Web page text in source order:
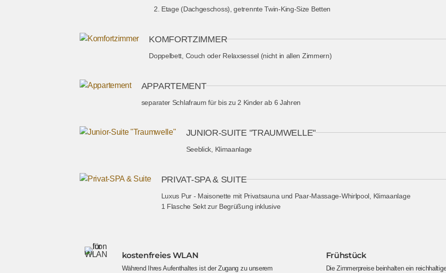
2. Etage (Dachgeschoss), getrennte Twin-King-Size Betten
KOMFORTZIMMER
Doppelbett, Couch oder Relaxsessel (nicht in allen Zimmern)
APPARTEMENT
separater Schlafraum für bis zu 2 Kinder ab 6 Jahren
JUNIOR-SUITE "TRAUMWELLE"
Seeblick, Klimaanlage
PRIVAT-SPA & SUITE
Luxus Pur - Maisonette mit Privatsauna und Paar-Massage-Whirlpool, Klimaanlage
1 Flasche Sekt zur Begrüßung inklusive
kostenfreies WLAN
Während Ihres Aufenthaltes ist der Zugang zu unserem
Frühstück
Die Zimmerpreise beinhalten ein